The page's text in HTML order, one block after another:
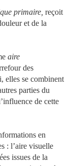
primaire, reçoit
et de la
aire
des
elles se combinent
parties du
de cette
en
: l’aire visuelle
issues de la